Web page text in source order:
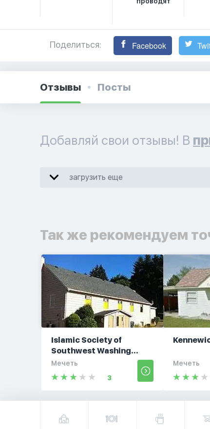
Поделиться: Facebook
Отзывы Посты
Добавляй свои отзывы! В
загрузить еще
Так же рекомендуем
Islamic Society of
Southwest Washing...
Мечеть
3
Мечеть